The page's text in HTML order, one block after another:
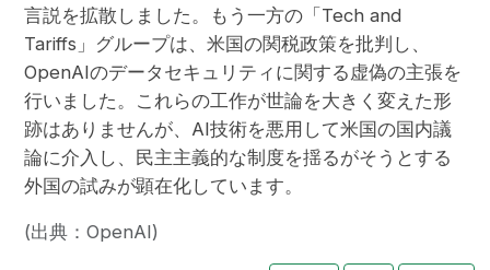
言説を拡散しました。もう一方の「Tech and
Tariffs」グループは、米国の関税政策を批判し、
OpenAIのデータセキュリティに関する虚偽の主張を
行いました。これらの工作が世論を大きく変えた形
跡はありませんが、AI技術を悪用して米国の国内議
論に介入し、民主主義的な制度を揺るがそうとする
外国の試みが顕在化しています。
(出典：OpenAI)